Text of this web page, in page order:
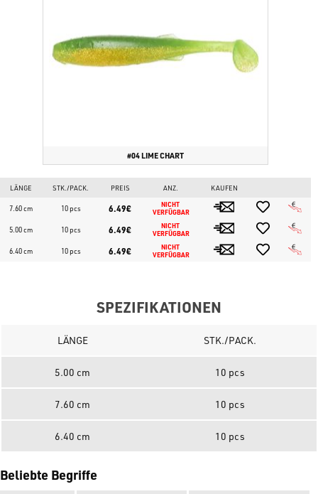
#04 LIME CHART
LÄNGE STK./PACK. PREIS ANZ. KAUFEN
7.60 cm 10 pcs 6.49€
NICHT
VERFÜGBAR
5.00 cm 10 pcs 6.49€
NICHT
VERFÜGBAR
6.40 cm 10 pcs 6.49€
NICHT
VERFÜGBAR
SPEZIFIKATIONEN
LÄNGE STK./PACK.
5.00 cm 10 pcs
7.60 cm 10 pcs
6.40 cm 10 pcs
Beliebte Begriffe